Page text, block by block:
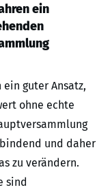
ein
ein guter Ansatz,
ohne echte
und daher
zu verändern.
sind